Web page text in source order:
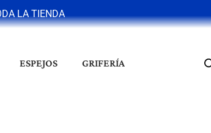
LA TIENDA
ESPEJOS GRIFERÍA